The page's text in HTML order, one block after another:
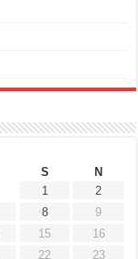
S
N
1
2
8
9
15
16
22
23